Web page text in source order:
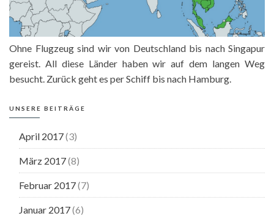
Ohne Flugzeug sind wir von Deutschland bis nach Singapur
gereist. All diese Länder haben wir auf dem langen Weg
besucht. Zurück geht es per Schiff bis nach Hamburg.
UNSERE BEITRÄGE
April 2017(3)
März 2017(8)
Februar 2017(7)
Januar 2017(6)